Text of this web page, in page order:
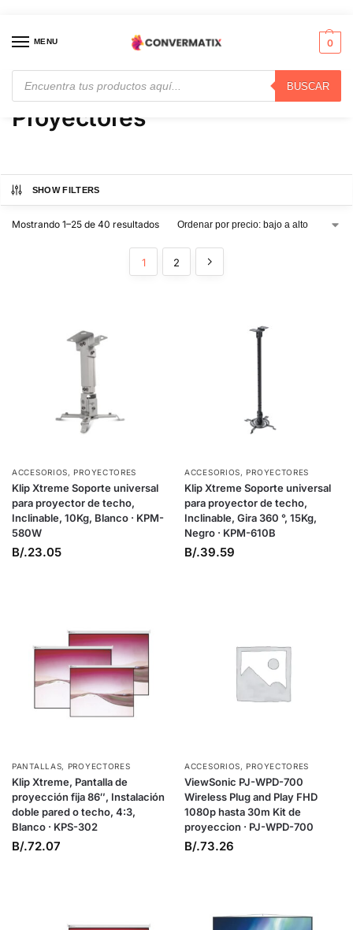
MENU
BUSCAR
0
Inicio / Proyectores
Proyectores
SHOW FILTERS
Mostrando 1–25 de 40 resultados
1 2
ACCESORIOS,PROYECTORES
Klip Xtreme Soporte universal
para proyector de techo,
Inclinable, 10Kg, Blanco · KPM-
580W
B/.23.05
ACCESORIOS,PROYECTORES
Klip Xtreme Soporte universal
para proyector de techo,
Inclinable, Gira 360 °, 15Kg,
Negro · KPM-610B
B/.39.59
PANTALLAS, PROYECTORES
Klip Xtreme, Pantalla de
proyección fija 86″, Instalación
doble pared o techo, 4:3,
Blanco · KPS-302
B/.72.07
ACCESORIOS,PROYECTORES
ViewSonic PJ-WPD-700
Wireless Plug and Play FHD
1080p hasta 30m Kit de
proyeccion · PJ-WPD-700
B/.73.26